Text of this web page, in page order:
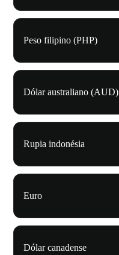
Peso filipino (PHP)
Dólar australiano (AUD)
Rupia indonésia
Euro
Dólar canadense